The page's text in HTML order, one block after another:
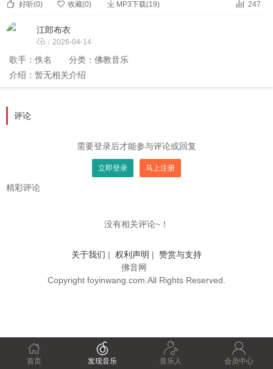
 好听(0)  收藏(0)  MP3下载(19)  247
江郎布衣
 ：2026-04-14
歌手： 佚名 分类： 佛教音乐
介绍：暂无相关介绍
评论
需要登录后才能参与评论或回复
立即登录 马上注册
精彩评论
没有相关评论~！
关于我们 | 权利声明 | 赞赏与支持
佛音网
Copyright foyinwang.com.All Rights Reserved.

首页

发现音乐

音乐人

会员中心